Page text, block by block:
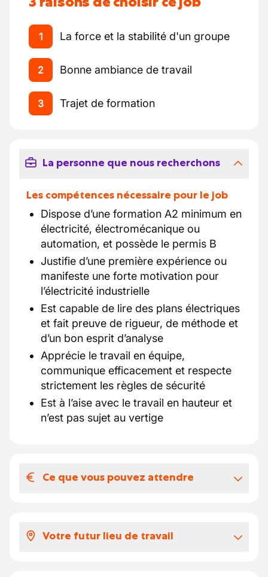
1 La force et la stabilité d'un groupe
2 Bonne ambiance de travail
3 Trajet de formation
La personne que nous recherchons
Les compétences nécessaire pour le job
Dispose d’une formation A2 minimum en
électricité, électromécanique ou
automation, et possède le permis B
Justifie d’une première expérience ou
manifeste une forte motivation pour
l’électricité industrielle
Est capable de lire des plans électriques
et fait preuve de rigueur, de méthode et
d’un bon esprit d’analyse
Apprécie le travail en équipe,
communique efficacement et respecte
strictement les règles de sécurité
Est à l’aise avec le travail en hauteur et
n’est pas sujet au vertige
Ce que vous pouvez attendre
Notre client propose un package
Votre futur lieu de travail